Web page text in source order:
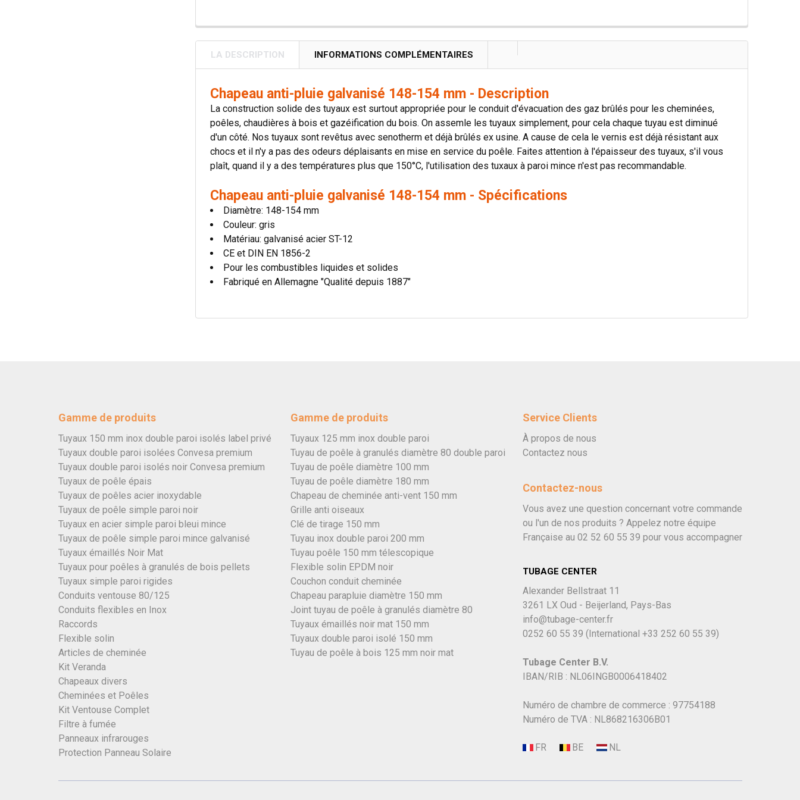
LA DESCRIPTION INFORMATIONS COMPLÉMENTAIRES
Chapeau anti-pluie galvanisé 148-154 mm - Description
La construction solide des tuyaux est surtout appropriée pour le conduit d'évacuation des gaz brûlés pour les cheminées,
poêles, chaudières à bois et gazéification du bois. On assemle les tuyaux simplement, pour cela chaque tuyau est diminué
d'un côté. Nos tuyaux sont revêtus avec senotherm et déjà brûlés ex usine. A cause de cela le vernis est déjà résistant aux
chocs et il n'y a pas des odeurs déplaisants en mise en service du poêle. Faites attention à l'épaisseur des tuyaux, s'il vous
plaît, quand il y a des températures plus que 150°C, l'utilisation des tuxaux à paroi mince n'est pas recommandable.
Chapeau anti-pluie galvanisé 148-154 mm - Spécifications
Diamètre: 148-154 mm
Couleur: gris
Matériau: galvanisé acier ST-12
CE et DIN EN 1856-2
Pour les combustibles liquides et solides
Fabriqué en Allemagne "Qualité depuis 1887"
Gamme de produits
Tuyaux 150 mm inox double paroi isolés label privé
Tuyaux double paroi isolées Convesa premium
Tuyaux double paroi isolés noir Convesa premium
Tuyaux de poêle épais
Tuyaux de poêles acier inoxydable
Tuyaux de poêle simple paroi noir
Tuyaux en acier simple paroi bleui mince
Tuyaux de poêle simple paroi mince galvanisé
Tuyaux émaillés Noir Mat
Tuyaux pour poêles à granulés de bois pellets
Tuyaux simple paroi rigides
Conduits ventouse 80/125
Conduits flexibles en Inox
Raccords
Flexible solin
Articles de cheminée
Kit Veranda
Chapeaux divers
Cheminées et Poêles
Kit Ventouse Complet
Filtre à fumée
Panneaux infrarouges
Protection Panneau Solaire
Gamme de produits
Tuyaux 125 mm inox double paroi
Tuyau de poêle à granulés diamètre 80 double paroi
Tuyau de poêle diamètre 100 mm
Tuyau de poêle diamètre 180 mm
Chapeau de cheminée anti-vent 150 mm
Grille anti oiseaux
Clé de tirage 150 mm
Tuyau inox double paroi 200 mm
Tuyau poêle 150 mm télescopique
Flexible solin EPDM noir
Couchon conduit cheminée
Chapeau parapluie diamètre 150 mm
Joint tuyau de poêle à granulés diamètre 80
Tuyaux émaillés noir mat 150 mm
Tuyaux double paroi isolé 150 mm
Tuyau de poêle à bois 125 mm noir mat
Service Clients
À propos de nous
Contactez nous
Contactez-nous
Vous avez une question concernant votre commande
ou l'un de nos produits ? Appelez notre équipe
Française au 02 52 60 55 39 pour vous accompagner
TUBAGE CENTER
Alexander Bellstraat 11
3261 LX Oud - Beijerland, Pays-Bas
info@tubage-center.fr
0252 60 55 39 (International +33 252 60 55 39)
Tubage Center B.V.
IBAN/RIB : NL06INGB0006418402
Numéro de chambre de commerce : 97754188
Numéro de TVA : NL868216306B01